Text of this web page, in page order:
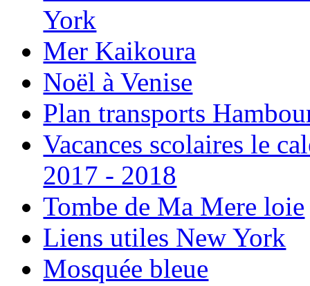
York
Mer Kaikoura
Noël à Venise
Plan transports
Vacances scolaires le
2017 - 2018
Tombe de Ma Mere loie
Liens utiles New York
Mosquée bleue